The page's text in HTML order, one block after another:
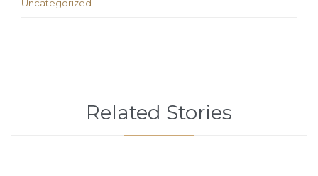
Uncategorized
Related Stories